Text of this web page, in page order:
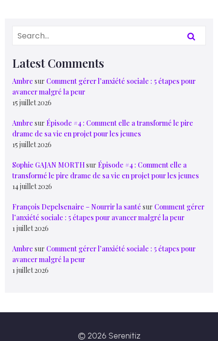
Latest Comments
Ambre sur Comment gérer l’anxiété sociale : 5 étapes pour
avancer malgré la peur
15 juillet 2026
Ambre sur Épisode #4 : Comment elle a transformé le pire
drame de sa vie en projet pour les jeunes
15 juillet 2026
Sophie GAJAN MORTHsur Épisode #4 : Comment elle a
transformé le pire drame de sa vie en projet pour les jeunes
14 juillet 2026
François Depelsenaire – Nourrir la santé sur Comment gérer
l’anxiété sociale : 5 étapes pour avancer malgré la peur
1 juillet 2026
Ambre sur Comment gérer l’anxiété sociale : 5 étapes pour
avancer malgré la peur
1 juillet 2026
© 2026 Serenitiz